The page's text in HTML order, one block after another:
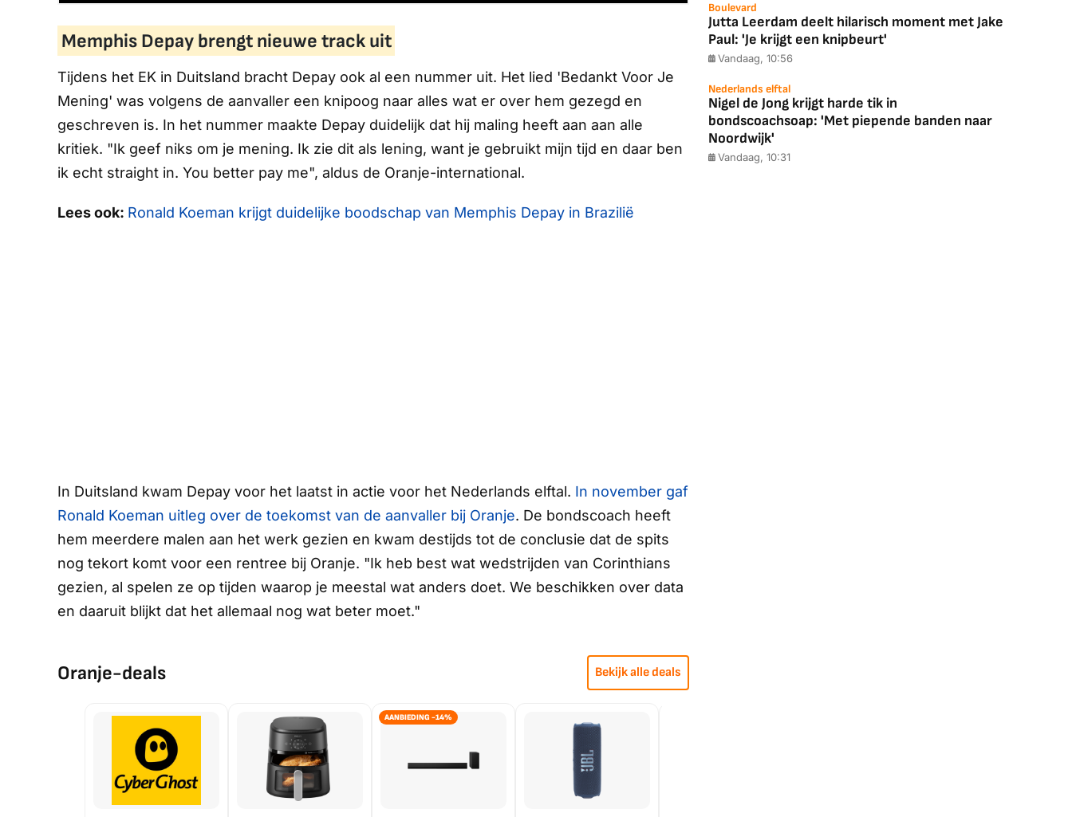
Memphis Depay brengt nieuwe track uit
Tijdens het EK in Duitsland bracht Depay ook al een nummer uit. Het lied 'Bedankt Voor Je
Mening' was volgens de aanvaller een knipoog naar alles wat er over hem gezegd en
geschreven is. In het nummer maakte Depay duidelijk dat hij maling heeft aan aan alle
kritiek. "Ik geef niks om je mening. Ik zie dit als lening, want je gebruikt mijn tijd en daar ben
ik echt straight in. You better pay me", aldus de Oranje-international.
Lees ook: Ronald Koeman krijgt duidelijke boodschap van Memphis Depay in Brazilië
In Duitsland kwam Depay voor het laatst in actie voor het Nederlands elftal. In november gaf
Ronald Koeman uitleg over de toekomst van de aanvaller bij Oranje. De bondscoach heeft
hem meerdere malen aan het werk gezien en kwam destijds tot de conclusie dat de spits
nog tekort komt voor een rentree bij Oranje. "Ik heb best wat wedstrijden van Corinthians
gezien, al spelen ze op tijden waarop je meestal wat anders doet. We beschikken over data
en daaruit blijkt dat het allemaal nog wat beter moet."
Oranje-deals Bekijk alle deals
AANBIEDING -14%
Boulevard
Jutta Leerdam deelt hilarisch moment met Jake
Paul: 'Je krijgt een knipbeurt'
Vandaag, 10:56
Nederlands elftal
Nigel de Jong krijgt harde tik in
bondscoachsoap: 'Met piepende banden naar
Noordwijk'
Vandaag, 10:31